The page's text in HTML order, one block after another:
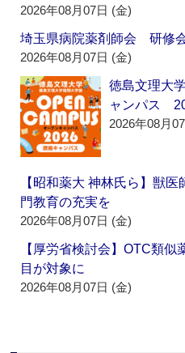
2026年08月07日 (金)
埼玉県病院薬剤師会 研修
2026年08月07日 (金)
徳島文理大
ャンパス
2026年08月
【昭和薬大 神林氏ら】獣
門教育の充実を
2026年08月07日 (金)
【厚労省検討会】OTC類似
目が対象に
2026年08月07日 (金)